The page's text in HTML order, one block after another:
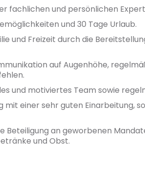
fachlichen und persönlichen
und 30 Tage Urlaub.
und Freizeit durch die
auf Augenhöhe,
und motiviertes Team sowie
einer sehr guten Einarbeitung,
Beteiligung an geworbenen
und Obst.